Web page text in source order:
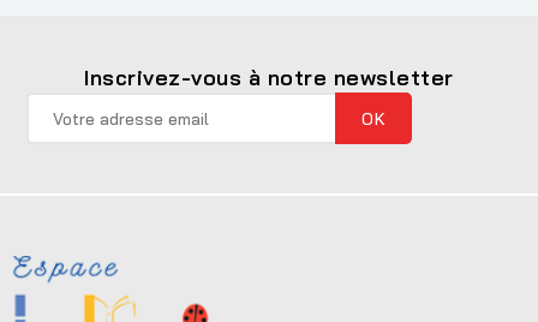
Inscrivez-vous à notre newsletter